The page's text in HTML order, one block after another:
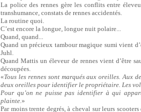
La police des rennes gère les conflits entre
transhumance, constats de rennes accidentés.
La routine quoi.
C’est encore la longue, longue nuit polaire...
Quand, quand...
Quand un précieux tambour magique sumi vient
Juhl.
Quand Mattis un éleveur de rennes vient d’être
découpées.
«Tous les rennes sont marqués aux oreilles. Aux
deux oreilles pour identifier le propriétaire. Les
Pour qu’on ne puisse pas identifier à qui
plainte.»
Par moins trente degrés, à cheval sur leurs